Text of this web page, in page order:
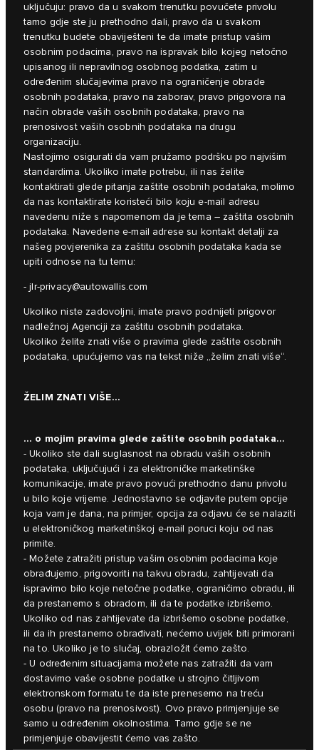
uključuju: pravo da u svakom trenutku povučete privolu
tamo gdje ste ju prethodno dali, pravo da u svakom
trenutku budete obaviješteni te da imate pristup vašim
osobnim podacima, pravo na ispravak bilo kojeg netočno
upisanog ili nepravilnog osobnog podatka, zatim u
određenim slučajevima pravo na ograničenje obrade
osobnih podataka, pravo na zaborav, pravo prigovora na
način obrade vaših osobnih podataka, pravo na
prenosivost vaših osobnih podataka na drugu
organizaciju.
Nastojimo osigurati da vam pružamo podršku po najvišim
standardima. Ukoliko imate potrebu, ili nas želite
kontaktirati glede pitanja zaštite osobnih podataka, molimo
da nas kontaktirate koristeći bilo koju e-mail adresu
navedenu niže s napomenom da je tema – zaštita osobnih
podataka. Navedene e-mail adrese su kontakt detalji za
našeg povjerenika za zaštitu osobnih podataka kada se
upiti odnose na tu temu:
-jlr-privacy@autowallis.com
Ukoliko niste zadovoljni, imate pravo podnijeti prigovor
nadležnoj Agenciji za zaštitu osobnih podataka.
Ukoliko želite znati više o pravima glede zaštite osobnih
podataka, upućujemo vas na tekst niže „želim znati više“.
ŽELIM ZNATI VIŠE...
… o mojim pravima glede zaštite osobnih podataka...
- Ukoliko ste dali suglasnost na obradu vaših osobnih
podataka, uključujući i za elektroničke marketinške
komunikacije, imate pravo povući prethodno danu privolu
u bilo koje vrijeme. Jednostavno se odjavite putem opcije
koja vam je dana, na primjer, opcija za odjavu će se nalaziti
u elektroničkog marketinškoj e-mail poruci koju od nas
primite.
- Možete zatražiti pristup vašim osobnim podacima koje
obrađujemo, prigovoriti na takvu obradu, zahtijevati da
ispravimo bilo koje netočne podatke, ograničimo obradu, ili
da prestanemo s obradom, ili da te podatke izbrišemo.
Ukoliko od nas zahtijevate da izbrišemo osobne podatke,
ili da ih prestanemo obrađivati, nećemo uvijek biti primorani
na to. Ukoliko je to slučaj, obrazložit ćemo zašto.
- U određenim situacijama možete nas zatražiti da vam
dostavimo vaše osobne podatke u strojno čitljivom
elektronskom formatu te da iste prenesemo na treću
osobu (pravo na prenosivost). Ovo pravo primjenjuje se
samo u određenim okolnostima. Tamo gdje se ne
primjenjuje obavijestit ćemo vas zašto.